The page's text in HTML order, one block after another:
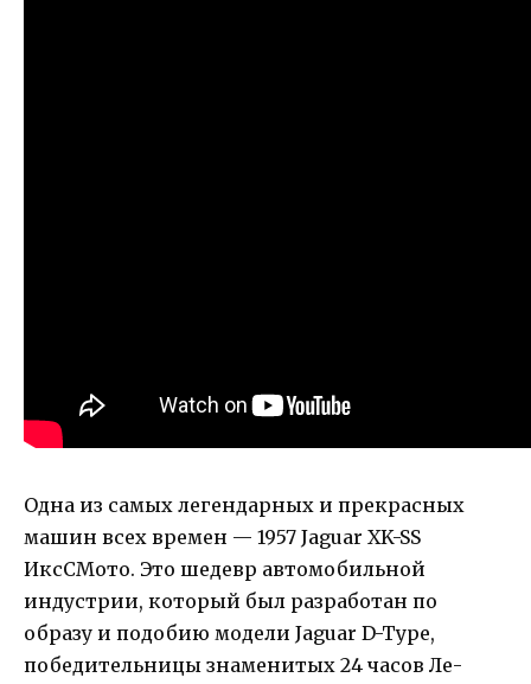
Одна из самых легендарных и прекрасных
машин всех времен — 1957 Jaguar XK-SS
ИксСМото. Это шедевр автомобильной
индустрии, который был разработан по
образу и подобию модели Jaguar D-Type,
победительницы знаменитых 24 часов Ле-